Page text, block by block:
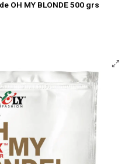
OH MY BLONDE 500 grs